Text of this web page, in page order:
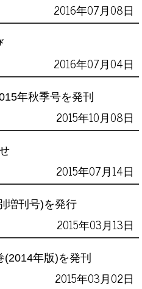
2016年07月08日
2016年07月04日
年秋季号を発刊
2015年10月08日
2015年07月14日
増刊号)を発行
2015年03月13日
年版)を発刊
2015年03月02日